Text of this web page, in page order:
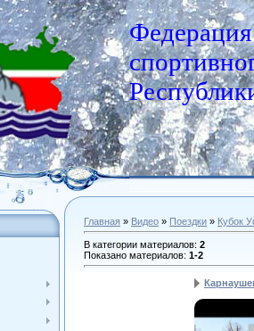
Федерация
Главная » Видео » Поездки » Кубок
В категории материалов: 2
Показано материалов: 1-2